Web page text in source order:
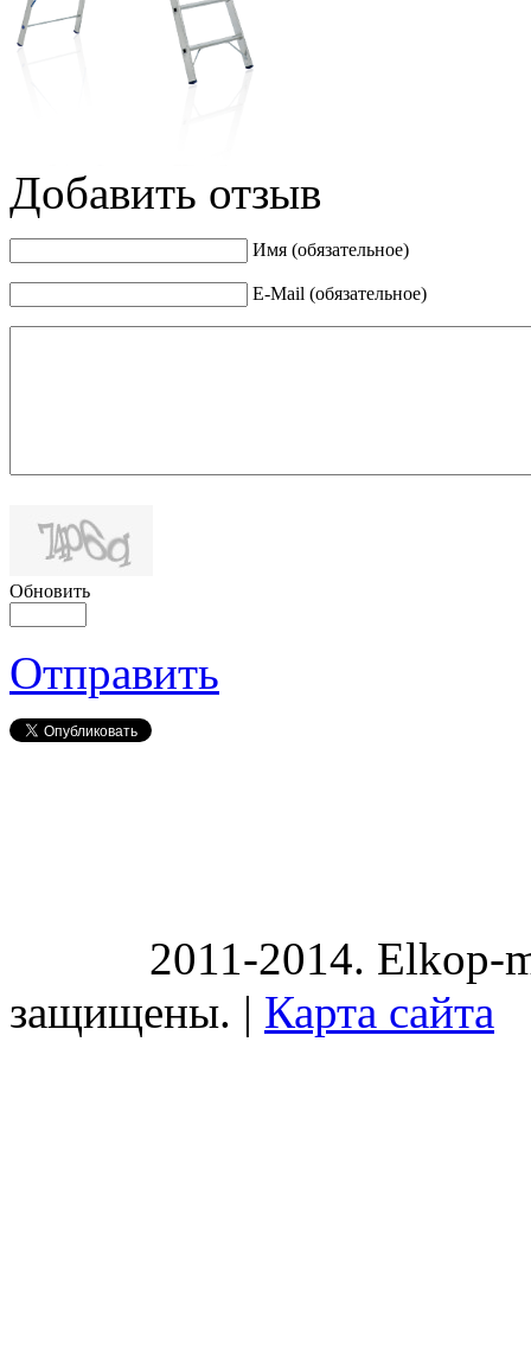
Добавить отзыв
Имя (обязательное)
E-Mail (обязательное)
Обновить
Отправить
2011-2014. Elkop-
защищены. | Карта сайта